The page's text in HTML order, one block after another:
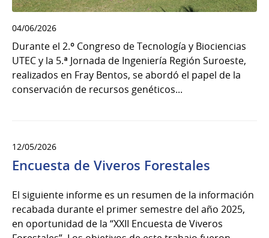
04/06/2026
Durante el 2.º Congreso de Tecnología y Biociencias
UTEC y la 5.ª Jornada de Ingeniería Región Suroeste,
realizados en Fray Bentos, se abordó el papel de la
conservación de recursos genéticos...
12/05/2026
Encuesta de Viveros Forestales
El siguiente informe es un resumen de la información
recabada durante el primer semestre del año 2025,
en oportunidad de la “XXII Encuesta de Viveros